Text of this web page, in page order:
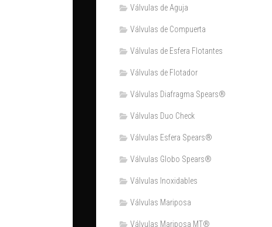
Válvulas de Aguja
Válvulas de Compuerta
Válvulas de Esfera Flotantes
Válvulas de Flotador
Válvulas Diafragma Spears®️
Válvulas Duo Check
Válvulas Esfera Spears®
Válvulas Globo Spears®
Válvulas Inoxidables
Válvulas Mariposa
Válvulas Mariposa MT®